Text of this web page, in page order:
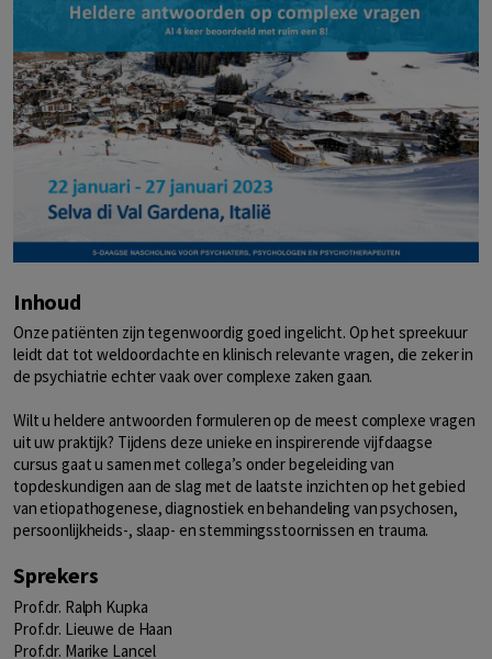
Inhoud
Onze patiënten zijn tegenwoordig goed ingelicht. Op het spreekuur
leidt dat tot weldoordachte en klinisch relevante vragen, die zeker in
de psychiatrie echter vaak over complexe zaken gaan.
Wilt u heldere antwoorden formuleren op de meest complexe vragen
uit uw praktijk? Tijdens deze unieke en inspirerende vijfdaagse
cursus gaat u samen met collega’s onder begeleiding van
topdeskundigen aan de slag met de laatste inzichten op het gebied
van etiopathogenese, diagnostiek en behandeling van psychosen,
persoonlijkheids-, slaap- en stemmingsstoornissen en trauma.
Sprekers
Prof.dr. Ralph Kupka
Prof.dr. Lieuwe de Haan
Prof.dr. Marike Lancel